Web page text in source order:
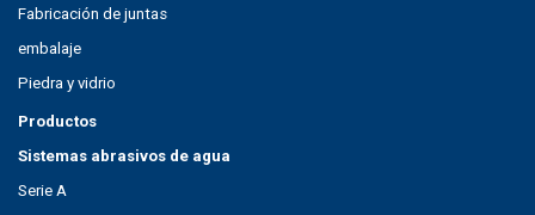
Fabricación de juntas
embalaje
Piedra y vidrio
Productos
Sistemas abrasivos de agua
Serie A